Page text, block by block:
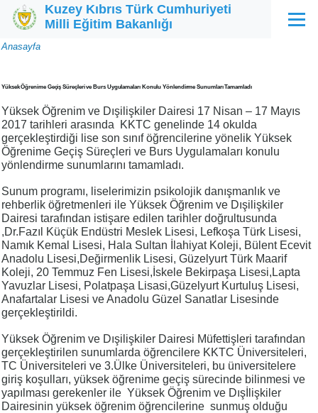
Ana içeriğe atla
Kuzey Kıbrıs Türk Cumhuriyeti
Milli Eğitim Bakanlığı
Menü
Sayfa
Anasayfa
Yüksek Öğrenime Geçiş Süreçleri ve Burs Uygulamaları Konulu Yönlendirme Sunumları Tamamladı
Yüksek Öğrenim ve Dışilişkiler Dairesi 17 Nisan – 17 Mayıs
2017 tarihleri arasında KKTC genelinde 14 okulda
gerçekleştirdiği lise son sınıf öğrencilerine yönelik Yüksek
Öğrenime Geçiş Süreçleri ve Burs Uygulamaları konulu
yönlendirme sunumlarını tamamladı.
Sunum programı, liselerimizin psikolojik danışmanlık ve
rehberlik öğretmenleri ile Yüksek Öğrenim ve Dışilişkiler
Dairesi tarafından istişare edilen tarihler doğrultusunda
,Dr.Fazıl Küçük Endüstri Meslek Lisesi, Lefkoşa Türk Lisesi,
Namık Kemal Lisesi, Hala Sultan İlahiyat Koleji, Bülent Ecevit
Anadolu Lisesi,Değirmenlik Lisesi, Güzelyurt Türk Maarif
Koleji, 20 Temmuz Fen Lisesi,İskele Bekirpaşa Lisesi,Lapta
Yavuzlar Lisesi, Polatpaşa Lisasi,Güzelyurt Kurtuluş Lisesi,
Anafartalar Lisesi ve Anadolu Güzel Sanatlar Lisesinde
gerçekleştirildi.
Yüksek Öğrenim ve Dışilişkiler Dairesi Müfettişleri tarafından
gerçekleştirilen sunumlarda öğrencilere KKTC Üniversiteleri,
TC Üniversiteleri ve 3.Ülke Üniversiteleri, bu üniversitelere
giriş koşulları, yüksek öğrenime geçiş sürecinde bilinmesi ve
yapılması gerekenler ile Yüksek Öğrenim ve Dışİlişkiler
Dairesinin yüksek öğrenim öğrencilerine sunmuş olduğu